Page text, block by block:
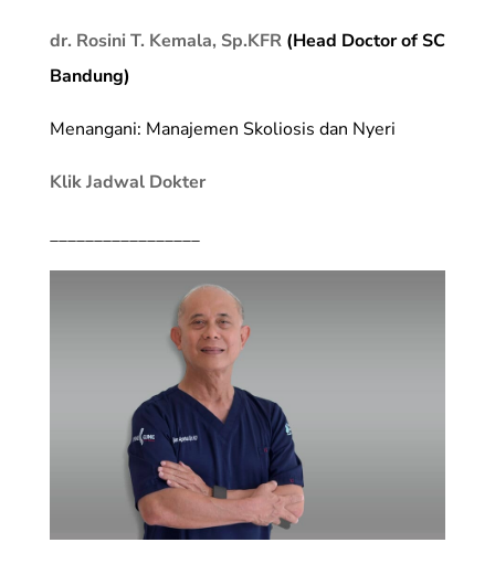
dr. Rosini T. Kemala, Sp.KFR(Head Doctor of SC
Bandung)
Menangani: Manajemen Skoliosis dan Nyeri
Klik Jadwal Dokter
_________________